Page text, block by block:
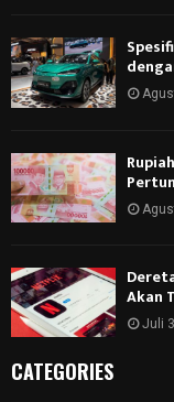
Akan
Juli
CATEGORIES